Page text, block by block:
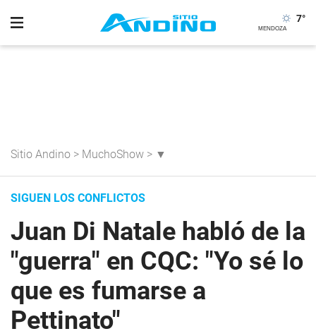
7°
Sitio Andino > MuchoShow > ▼
SIGUEN LOS CONFLICTOS
Juan Di Natale habló de la
"guerra" en CQC: "Yo sé lo
que es fumarse a
Pettinato"